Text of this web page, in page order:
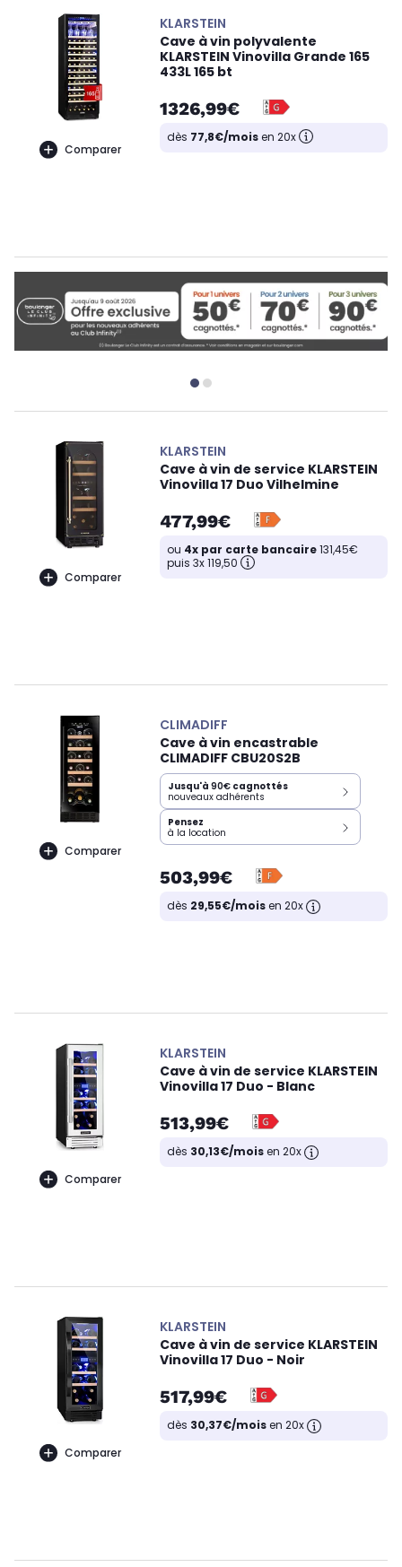
Comparer
KLARSTEIN
Cave à vin polyvalente
KLARSTEIN Vinovilla Grande 165
433L 165 bt
1326,99€
dès 77,8€/moisen 20x
Comparer
KLARSTEIN
Cave à vin de service KLARSTEIN
Vinovilla 17 Duo Vilhelmine
477,99€
ou 4x par carte bancaire131,45€
puis 3x 119,50
Comparer
CLIMADIFF
Cave à vin encastrable
CLIMADIFF CBU20S2B
Jusqu'à 90€ cagnottés
nouveaux adhérents
Pensez
à la location
503,99€
dès 29,55€/moisen 20x
Comparer
KLARSTEIN
Cave à vin de service KLARSTEIN
Vinovilla 17 Duo - Blanc
513,99€
dès 30,13€/moisen 20x
Comparer
KLARSTEIN
Cave à vin de service KLARSTEIN
Vinovilla 17 Duo - Noir
517,99€
dès 30,37€/moisen 20x